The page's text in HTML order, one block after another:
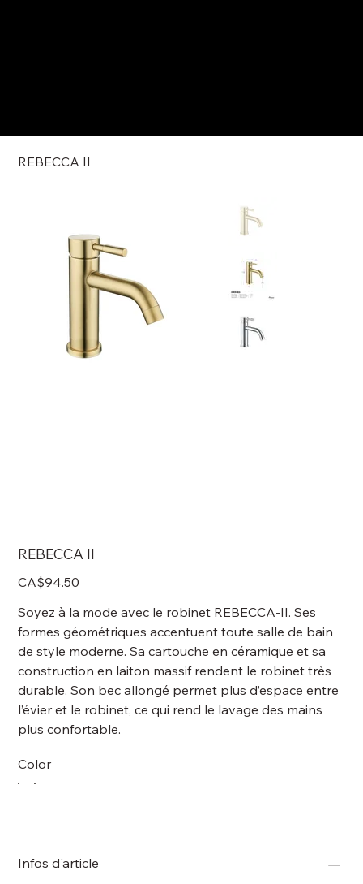
REBECCA II
REBECCA II
Price
CA$94.50
Soyez à la mode avec le robinet REBECCA-II. Ses
formes géométriques accentuent toute salle de bain
de style moderne. Sa cartouche en céramique et sa
construction en laiton massif rendent le robinet très
durable. Son bec allongé permet plus d’espace entre
l’évier et le robinet, ce qui rend le lavage des mains
plus confortable.
Color
Infos d'article